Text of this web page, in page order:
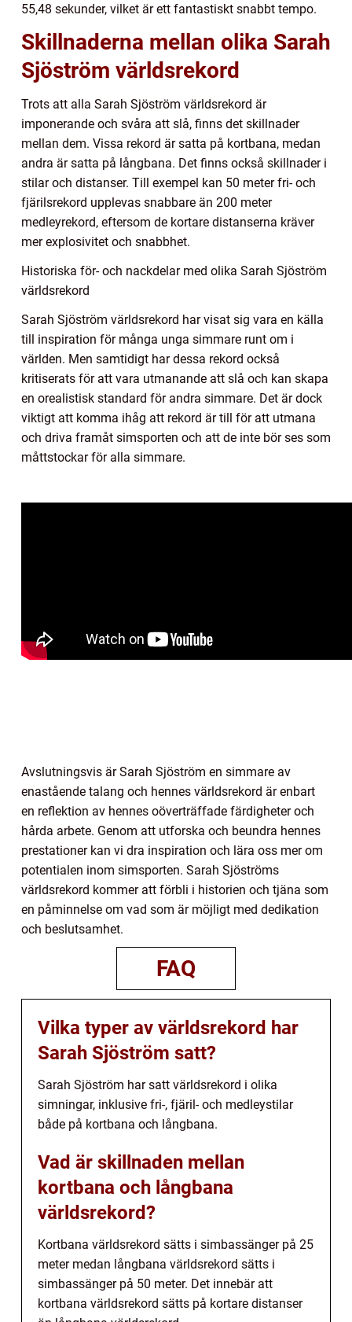
55,48 sekunder, vilket är ett fantastiskt snabbt tempo.
Skillnaderna mellan olika Sarah
Sjöström världsrekord
Trots att alla Sarah Sjöström världsrekord är
imponerande och svåra att slå, finns det skillnader
mellan dem. Vissa rekord är satta på kortbana, medan
andra är satta på långbana. Det finns också skillnader i
stilar och distanser. Till exempel kan 50 meter fri- och
fjärilsrekord upplevas snabbare än 200 meter
medleyrekord, eftersom de kortare distanserna kräver
mer explosivitet och snabbhet.
Historiska för- och nackdelar med olika Sarah Sjöström
världsrekord
Sarah Sjöström världsrekord har visat sig vara en källa
till inspiration för många unga simmare runt om i
världen. Men samtidigt har dessa rekord också
kritiserats för att vara utmanande att slå och kan skapa
en orealistisk standard för andra simmare. Det är dock
viktigt att komma ihåg att rekord är till för att utmana
och driva framåt simsporten och att de inte bör ses som
måttstockar för alla simmare.
Avslutningsvis är Sarah Sjöström en simmare av
enastående talang och hennes världsrekord är enbart
en reflektion av hennes oöverträffade färdigheter och
hårda arbete. Genom att utforska och beundra hennes
prestationer kan vi dra inspiration och lära oss mer om
potentialen inom simsporten. Sarah Sjöströms
världsrekord kommer att förbli i historien och tjäna som
en påminnelse om vad som är möjligt med dedikation
och beslutsamhet.
FAQ
Vilka typer av världsrekord har
Sarah Sjöström satt?
Sarah Sjöström har satt världsrekord i olika
simningar, inklusive fri-, fjäril- och medleystilar
både på kortbana och långbana.
Vad är skillnaden mellan
kortbana och långbana
världsrekord?
Kortbana världsrekord sätts i simbassänger på 25
meter medan långbana världsrekord sätts i
simbassänger på 50 meter. Det innebär att
kortbana världsrekord sätts på kortare distanser